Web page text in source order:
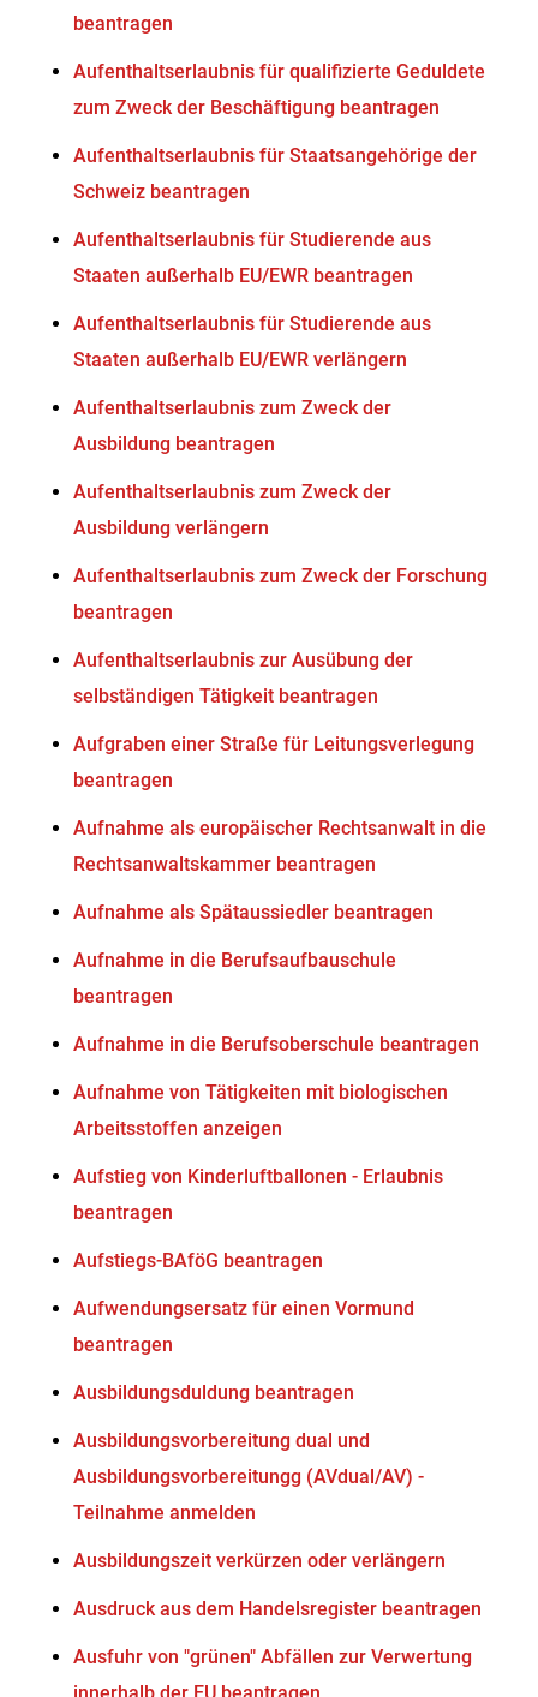
beantragen
Aufenthaltserlaubnis für qualifizierte Geduldete
zum Zweck der Beschäftigung beantragen
Aufenthaltserlaubnis für Staatsangehörige der
Schweiz beantragen
Aufenthaltserlaubnis für Studierende aus
Staaten außerhalb EU/EWR beantragen
Aufenthaltserlaubnis für Studierende aus
Staaten außerhalb EU/EWR verlängern
Aufenthaltserlaubnis zum Zweck der
Ausbildung beantragen
Aufenthaltserlaubnis zum Zweck der
Ausbildung verlängern
Aufenthaltserlaubnis zum Zweck der Forschung
beantragen
Aufenthaltserlaubnis zur Ausübung der
selbständigen Tätigkeit beantragen
Aufgraben einer Straße für Leitungsverlegung
beantragen
Aufnahme als europäischer Rechtsanwalt in die
Rechtsanwaltskammer beantragen
Aufnahme als Spätaussiedler beantragen
Aufnahme in die Berufsaufbauschule
beantragen
Aufnahme in die Berufsoberschule beantragen
Aufnahme von Tätigkeiten mit biologischen
Arbeitsstoffen anzeigen
Aufstieg von Kinderluftballonen - Erlaubnis
beantragen
Aufstiegs-BAföG beantragen
Aufwendungsersatz für einen Vormund
beantragen
Ausbildungsduldung beantragen
Ausbildungsvorbereitung dual und
Ausbildungsvorbereitungg (AVdual/AV) -
Teilnahme anmelden
Ausbildungszeit verkürzen oder verlängern
Ausdruck aus dem Handelsregister beantragen
Ausfuhr von "grünen" Abfällen zur Verwertung